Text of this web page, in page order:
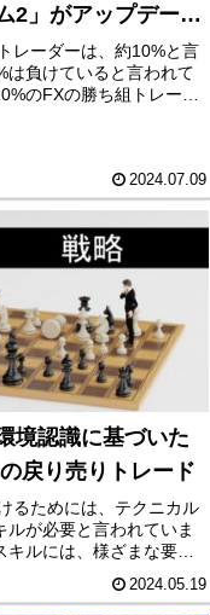
2」がアップデー
レーダーは、約10%と言
は負けていると言われて
のFXの勝ち組トレーダ
りません。その...2024.07.09
境認識に基づいた
戻り売りトレード
るためには、テクニカル
ルが必要と言われていま
キルには、様ざまな要素
、環境認識やライントレ
要素です。今回は、長期
2024.05.19